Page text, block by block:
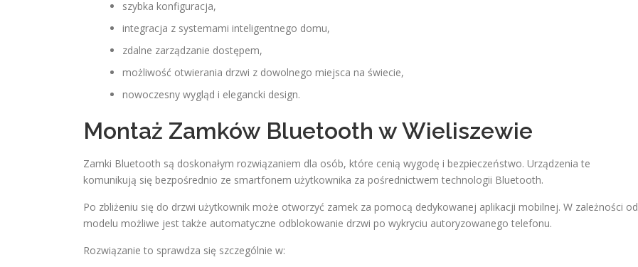
szybka konfiguracja,
integracja z systemami inteligentnego domu,
zdalne zarządzanie dostępem,
możliwość otwierania drzwi z dowolnego miejsca na świecie,
nowoczesny wygląd i elegancki design.
Montaż Zamków Bluetooth w Wieliszewie
Zamki Bluetooth są doskonałym rozwiązaniem dla osób, które cenią wygodę i bezpieczeństwo. Urządzenia te
komunikują się bezpośrednio ze smartfonem użytkownika za pośrednictwem technologii Bluetooth.
Po zbliżeniu się do drzwi użytkownik może otworzyć zamek za pomocą dedykowanej aplikacji mobilnej. W zależności od
modelu możliwe jest także automatyczne odblokowanie drzwi po wykryciu autoryzowanego telefonu.
Rozwiązanie to sprawdza się szczególnie w: